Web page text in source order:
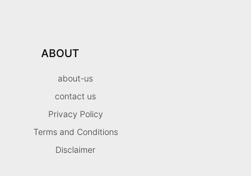
ABOUT
about-us
contact us
Privacy Policy
Terms and Conditions
Disclaimer